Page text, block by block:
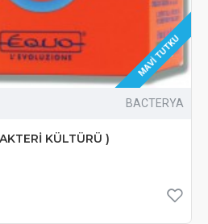
MAVI TUTKU
BACTERYA
KÜLTÜRÜ )